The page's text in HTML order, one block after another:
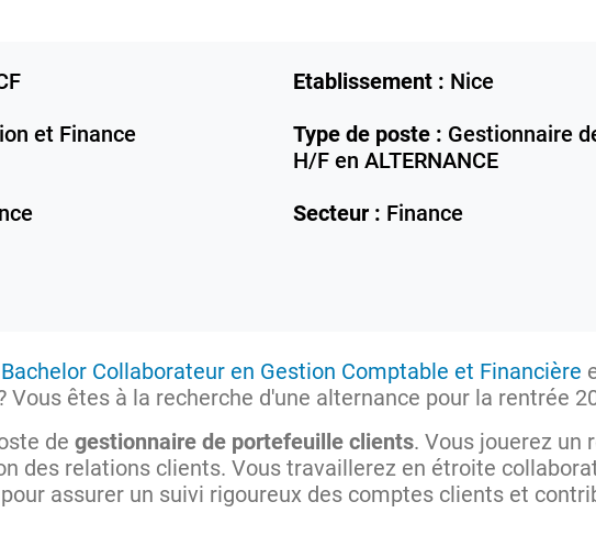
Etablissement : Nice
et Finance Type de poste : Gestionnaire
H/F en ALTERNANCE
Secteur : Finance
Bachelor Collaborateur en Gestion Comptable et Financière
Vous êtes à la recherche d'une alternance pour la rentrée
de gestionnaire de portefeuille clients. Vous jouerez un
des relations clients. Vous travaillerez en étroite
assurer un suivi rigoureux des comptes clients et